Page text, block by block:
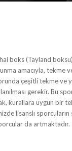
boks (Tayland
amacıyla, tekme
çeşitli tekme ve
gerekir. Bu
kurallara uygun bir
lisanslı sporcuların
da artmaktadır.